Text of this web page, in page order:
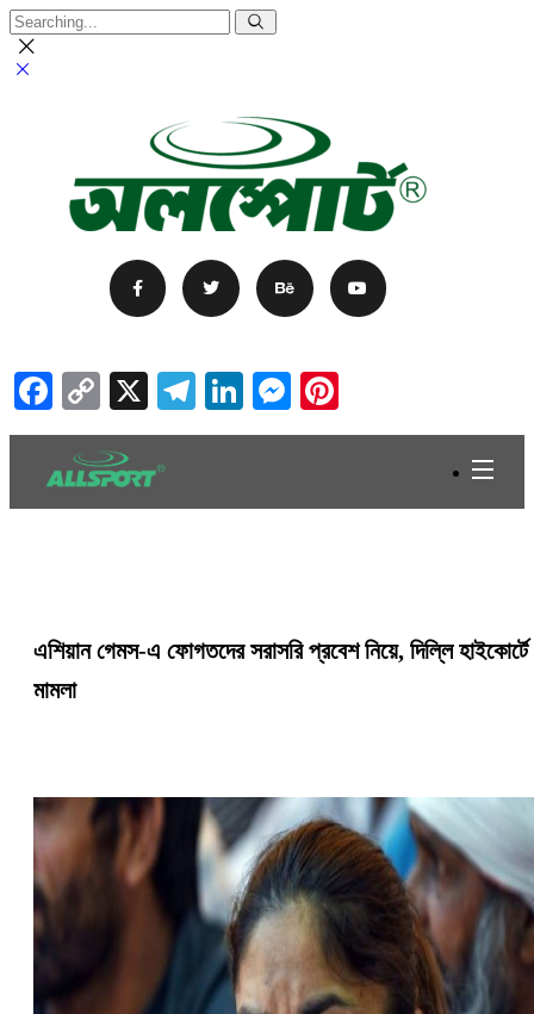
Facebook
Copy
Link
X Telegram
LinkedIn
Messenger
এশিয়ান গেমস-এ ফোগতদের সরাসরি প্রবেশ নিয়ে, দিল্লি হাইকোর্টে
মামলা